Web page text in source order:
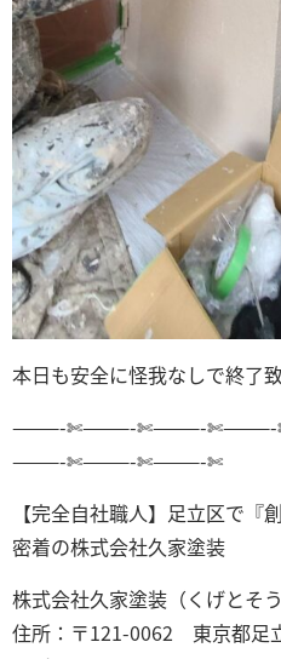
本日も安全に怪我なしで終了
———-✄———-✄———-
———-✄———-✄———-✄
【完全自社職人】足立区で
密着の株式会社久家塗装
株式会社久家塗装（くげとそう
住所：〒121-0062 東京都足